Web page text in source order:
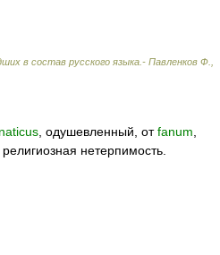
в состав русского языка.- Павленков Ф.
, одушевленный, отfanum
нетерпимость.